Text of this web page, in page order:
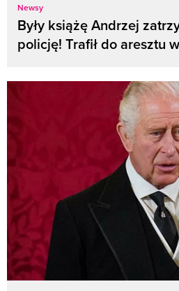
Newsy
Były książę Andrzej
policję! Trafił do aresztu